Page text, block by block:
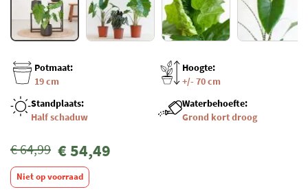
Potmaat:
19 cm
Hoogte:
+/- 70 cm
Standplaats:
Half schaduw
Waterbehoefte:
Grond kort droog
€ 64,99 € 54,49
Niet op voorraad